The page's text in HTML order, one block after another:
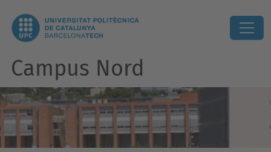
Campus Nord